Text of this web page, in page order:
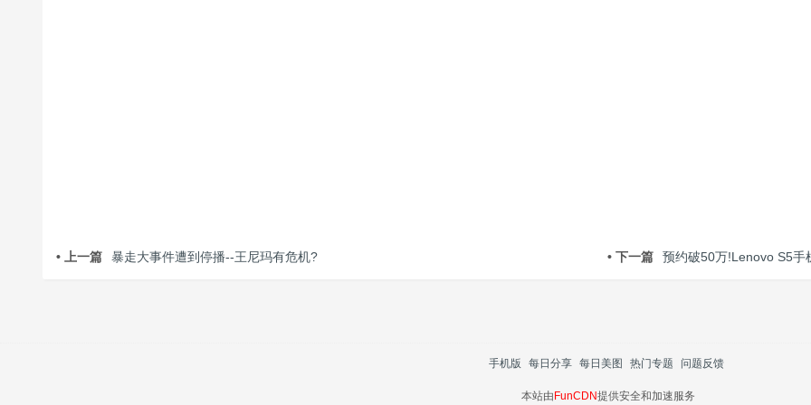
• 上一篇 暴走大事件遭到停播--王尼玛有危机? • 下一篇 预约破50万!Lenovo S5手
手机版 每日分享 每日美图 热门专题 问题反馈
本站由FunCDN提供安全和加速服务